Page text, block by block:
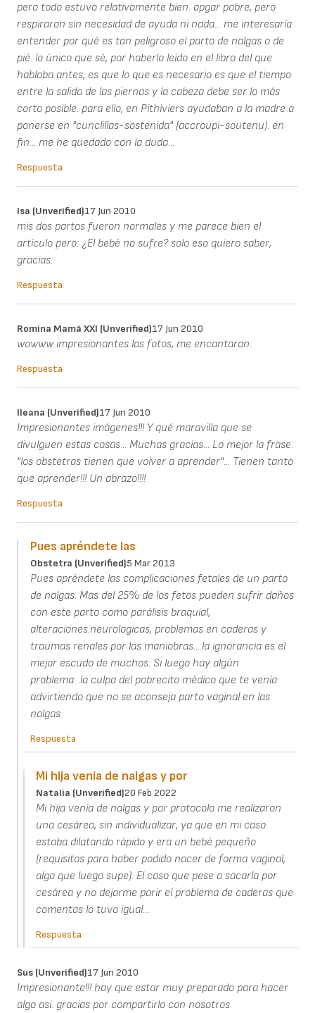
pero todo estuvo relativamente bien. apgar pobre, pero
respiraron sin necesidad de ayuda ni nada... me interesaría
entender por qué es tan peligroso el parto de nalgas o de
pié. lo único que sé, por haberlo leído en el libro del que
hablaba antes, es que lo que es necesario es que el tiempo
entre la salida de las piernas y la cabeza debe ser lo más
corto posible. para ello, en Pithiviers ayudaban a la madre a
ponerse en "cunclillas-sostenida" (accroupi-soutenu). en
fin... me he quedado con la duda...
Respuesta
Isa (unverified)17 Jun 2010
mis dos partos fueron normales y me parece bien el
artículo pero: ¿El bebé no sufre? solo eso quiero saber,
gracias.
Respuesta
Romina Mamá XXI (unverified)17 Jun 2010
wowww impresionantes las fotos, me encantaron.
Respuesta
Ileana (unverified)17 Jun 2010
Impresionantes imágenes!!! Y qué maravilla que se
divulguen estas cosas... Muchas gracias... Lo mejor la frase:
"los obstetras tienen que volver a aprender"... Tienen tanto
que aprender!!! Un abrazo!!!!
Respuesta
Pues apréndete las
Obstetra (unverified)5 Mar 2013
Pues apréndete las complicaciones fetales de un parto
de nalgas. Mas del 25% de los fetos pueden sufrir daños
con este parto como parálisis braquial,
alteraciones.neurologicas, problemas en caderas y
traumas renales por las maniobras....la ignorancia es el
mejor escudo de muchos. Si luego hay algún
problema...la culpa del pobrecito médico que te venía
advirtiendo que no se aconseja parto vaginal en las
nalgas
Respuesta
Mi hija venía de nalgas y por
Natalia (unverified)20 Feb 2022
Mi hija venía de nalgas y por protocolo me realizaron
una cesárea, sin individualizar, ya que en mi caso
estaba dilatando rápido y era un bebé pequeño
(requisitos para haber podido nacer de forma vaginal,
algo que luego supe). El caso que pese a sacarla por
cesárea y no dejarme parir el problema de caderas que
comentas lo tuvo igual…
Respuesta
Sus (unverified)17 Jun 2010
Impresionante!!! hay que estar muy preparado para hacer
algo asi. gracias por compartirlo con nosotros